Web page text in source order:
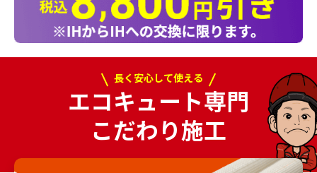
長く安心して使える
エコキュート専門
こだわり施工